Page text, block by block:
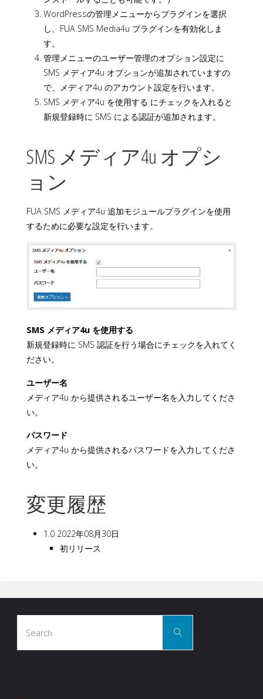
WordPressの管理メニューからプラグインを選択
し、FUA SMS Media4u プラグインを有効化しま
す。
管理メニューのユーザー管理のオプション設定に
SMS メディア4u オプションが追加されていますの
で、メディア4u のアカウント設定を行います。
SMS メディア4u を使用する にチェックを入れると
新規登録時に SMS による認証が追加されます。
SMS メディア4u オプシ
ョン
FUA SMS メディア4u 追加モジュールプラグインを使用
するために必要な設定を行います。
SMS メディア4u を使用する
新規登録時に SMS 認証を行う場合にチェックを入れてく
ださい。
ユーザー名
メディア4u から提供されるユーザー名を入力してくださ
い。
パスワード
メディア4u から提供されるパスワードを入力してくださ
い。
変更履歴
1.0 2022年08月30日
初リリース
Search